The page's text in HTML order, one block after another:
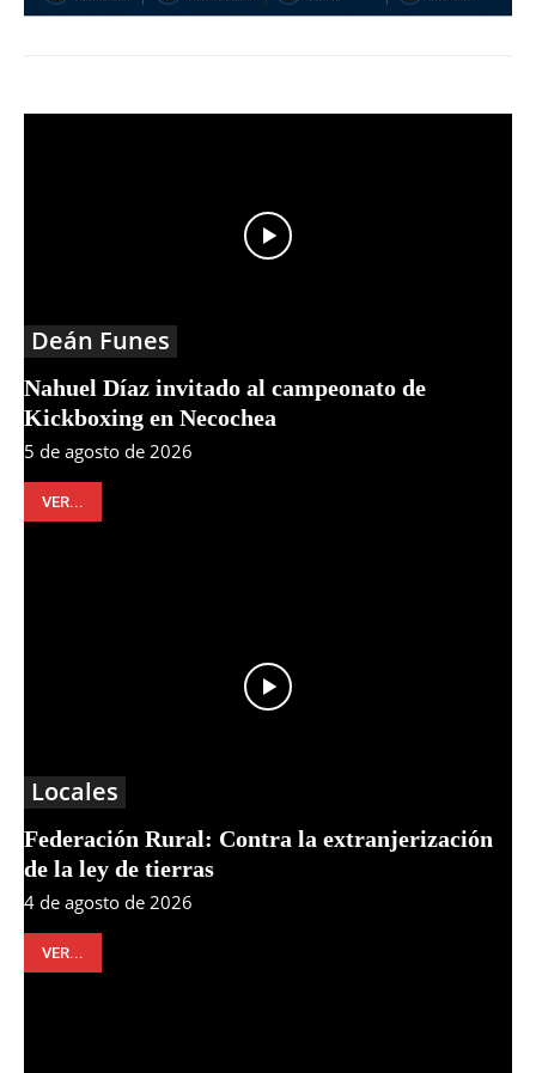
Deán Funes
Nahuel Díaz invitado al campeonato de
Kickboxing en Necochea
5 de agosto de 2026
VER...
Locales
Federación Rural: Contra la extranjerización
de la ley de tierras
4 de agosto de 2026
VER...